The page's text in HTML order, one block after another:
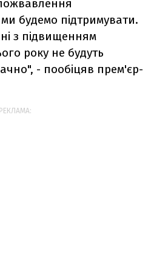
будемо підтримувати.
з підвищенням
року не будуть
- пообіцяв прем'єр-
РЕКЛАМА: